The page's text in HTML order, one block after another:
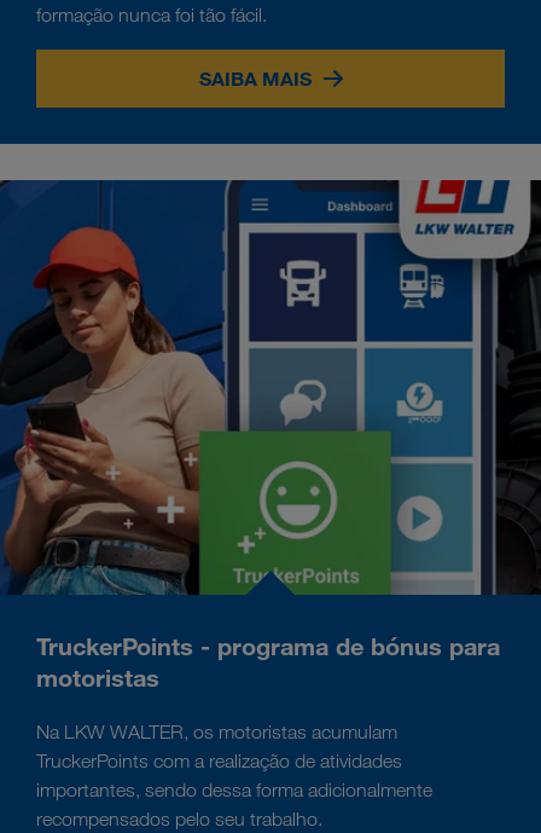
formação nunca foi tão fácil.
SAIBA MAIS
TruckerPoints - programa de bónus para
motoristas
Na LKW WALTER, os motoristas acumulam
TruckerPoints com a realização de atividades
importantes, sendo dessa forma adicionalmente
recompensados ​​pelo seu trabalho.